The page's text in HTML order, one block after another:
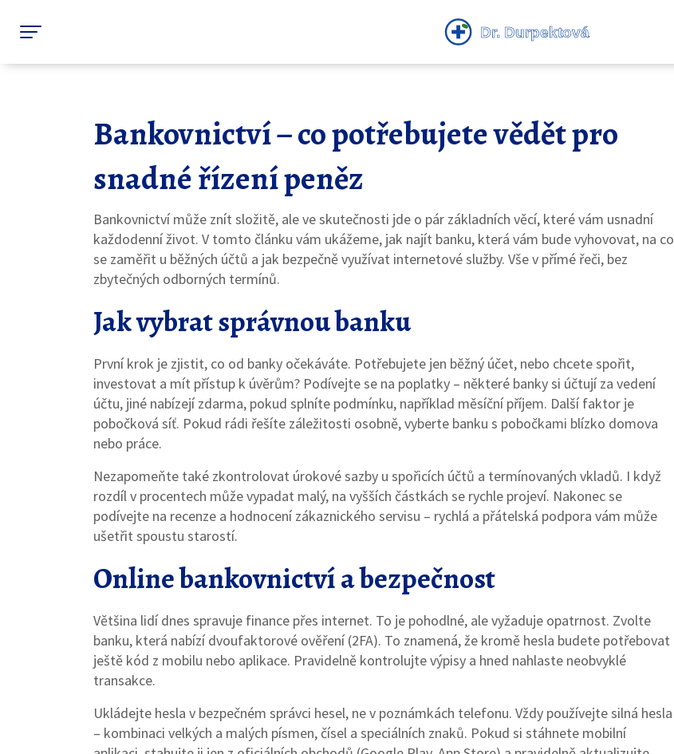
Bankovnictví – co potřebujete vědět pro
snadné řízení peněz
Bankovnictví může znít složitě, ale ve skutečnosti jde o pár základních věcí, které vám usnadní
každodenní život. V tomto článku vám ukážeme, jak najít banku, která vám bude vyhovovat, na co
se zaměřit u běžných účtů a jak bezpečně využívat internetové služby. Vše v přímé řeči, bez
zbytečných odborných termínů.
Jak vybrat správnou banku
První krok je zjistit, co od banky očekáváte. Potřebujete jen běžný účet, nebo chcete spořit,
investovat a mít přístup k úvěrům? Podívejte se na poplatky – některé banky si účtují za vedení
účtu, jiné nabízejí zdarma, pokud splníte podmínku, například měsíční příjem. Další faktor je
pobočková síť. Pokud rádi řešíte záležitosti osobně, vyberte banku s pobočkami blízko domova
nebo práce.
Nezapomeňte také zkontrolovat úrokové sazby u spořicích účtů a termínovaných vkladů. I když
rozdíl v procentech může vypadat malý, na vyšších částkách se rychle projeví. Nakonec se
podívejte na recenze a hodnocení zákaznického servisu – rychlá a přátelská podpora vám může
ušetřit spoustu starostí.
Online bankovnictví a bezpečnost
Většina lidí dnes spravuje finance přes internet. To je pohodlné, ale vyžaduje opatrnost. Zvolte
banku, která nabízí dvoufaktorové ověření (2FA). To znamená, že kromě hesla budete potřebovat
ještě kód z mobilu nebo aplikace. Pravidelně kontrolujte výpisy a hned nahlaste neobvyklé
transakce.
Ukládejte hesla v bezpečném správci hesel, ne v poznámkách telefonu. Vždy používejte silná hesla
– kombinaci velkých a malých písmen, čísel a speciálních znaků. Pokud si stáhnete mobilní